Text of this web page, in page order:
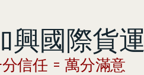
興國際貨運
信任 = 萬分滿意​​